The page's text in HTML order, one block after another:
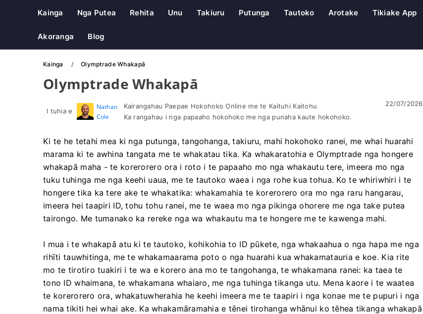
Kainga Nga Putea Rehita Unu Takiuru Putunga Tautoko Arotake Tikiake App
Akoranga Blog
Kainga Olymptrade Whakapā
Olymptrade Whakapā
I tuhia e
Nathan
Cole
Kairangahau Paepae Hokohoko Online me te Kaituhi Kaitohu
Ka rangahau i nga papaaho hokohoko me nga punaha kaute hokohoko.
22/07/2026
Ki te he tetahi mea ki nga putunga, tangohanga, takiuru, mahi hokohoko ranei, me whai huarahi
marama ki te awhina tangata me te whakatau tika. Ka whakaratohia e Olymptrade nga hongere
whakapā maha - te korerorero ora i roto i te papaaho mo nga whakautu tere, imeera mo nga
tuku tuhinga me nga keehi uaua, me te tautoko waea i nga rohe kua tohua. Ko te whiriwhiri i te
hongere tika ka tere ake te whakatika: whakamahia te korerorero ora mo nga raru hangarau,
imeera hei taapiri ID, tohu tohu ranei, me te waea mo nga pikinga ohorere me nga take putea
tairongo. Me tumanako ka rereke nga wa whakautu ma te hongere me te kawenga mahi.
I mua i te whakapā atu ki te tautoko, kohikohia to ID pūkete, nga whakaahua o nga hapa me nga
rihīti tauwhitinga, me te whakamaarama poto o nga huarahi kua whakamatauria e koe. Kia rite
mo te tirotiro tuakiri i te wa e korero ana mo te tangohanga, te whakamana ranei: ka taea te
tono ID whaimana, te whakamana whaiaro, me nga tuhinga tikanga utu. Mena kaore i te waatea
te korerorero ora, whakatuwherahia he keehi imeera me te taapiri i nga konae me te pupuri i nga
nama tikiti hei whai ake. Ka whakamāramahia e tēnei tirohanga whānui ko tēhea tikanga whakapā